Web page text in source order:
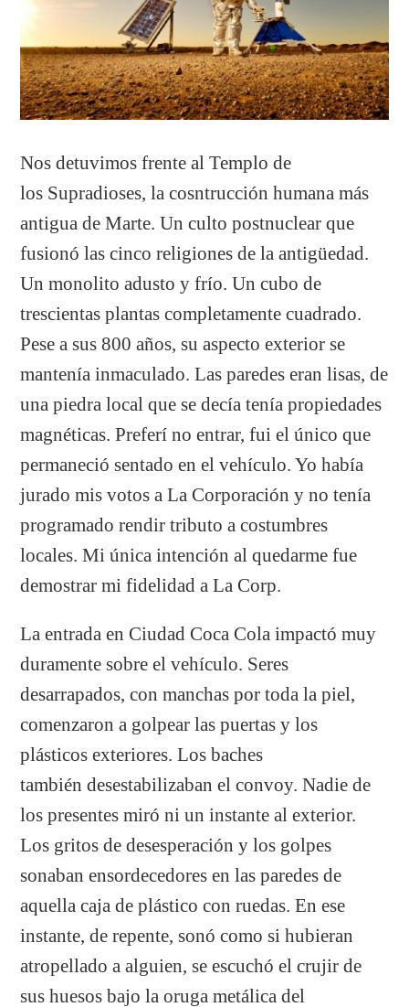
Nos detuvimos frente al Templo de
los Supradioses, la cosntrucción humana más
antigua de Marte. Un culto postnuclear que
fusionó las cinco religiones de la antigüedad.
Un monolito adusto y frío. Un cubo de
trescientas plantas completamente cuadrado.
Pese a sus 800 años, su aspecto exterior se
mantenía inmaculado. Las paredes eran lisas, de
una piedra local que se decía tenía propiedades
magnéticas. Preferí no entrar, fui el único que
permaneció sentado en el vehículo. Yo había
jurado mis votos a La Corporación y no tenía
programado rendir tributo a costumbres
locales. Mi única intención al quedarme fue
demostrar mi fidelidad a La Corp.
La entrada en Ciudad Coca Cola impactó muy
duramente sobre el vehículo. Seres
desarrapados, con manchas por toda la piel,
comenzaron a golpear las puertas y los
plásticos exteriores. Los baches
también desestabilizaban el convoy. Nadie de
los presentes miró ni un instante al exterior.
Los gritos de desesperación y los golpes
sonaban ensordecedores en las paredes de
aquella caja de plástico con ruedas. En ese
instante, de repente, sonó como si hubieran
atropellado a alguien, se escuchó el crujir de
sus huesos bajo la oruga metálica del